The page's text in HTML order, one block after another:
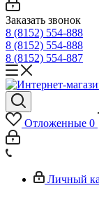
Заказать звонок
8 (8152) 554-888
8 (8152) 554-888
8 (8152) 554-887
Отложенные 0
Личный